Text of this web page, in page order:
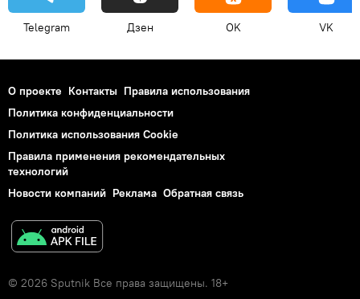
Telegram Дзен OK VK
О проекте Контакты Правила использования
Политика конфиденциальности
Политика использования Cookie
Правила применения рекомендательных
технологий
Новости компаний Реклама Обратная связь
© 2026 Sputnik Все права защищены. 18+